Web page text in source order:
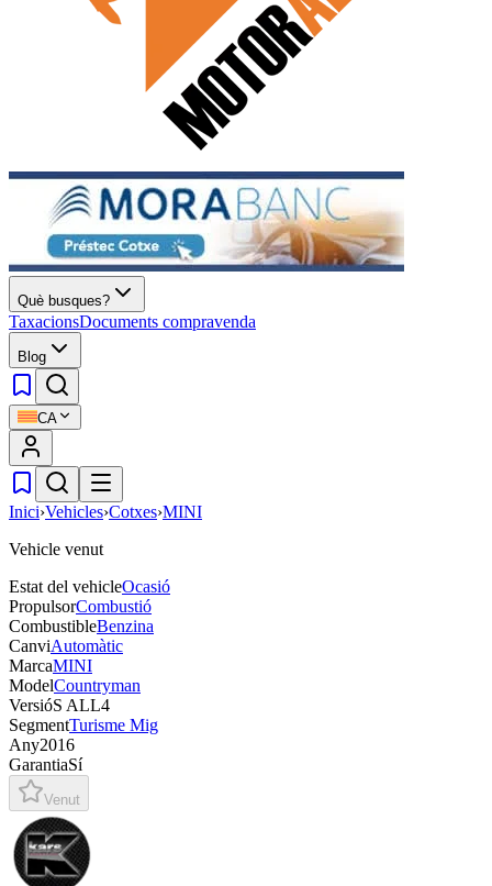
Què busques?
TaxacionsDocuments compravenda
Blog
CA
Inici›Vehicles›Cotxes›MINI
Vehicle venut
Estat del vehicleOcasió
PropulsorCombustió
CombustibleBenzina
CanviAutomàtic
MarcaMINI
ModelCountryman
VersióS ALL4
SegmentTurisme Mig
Any2016
GarantiaSí
Venut